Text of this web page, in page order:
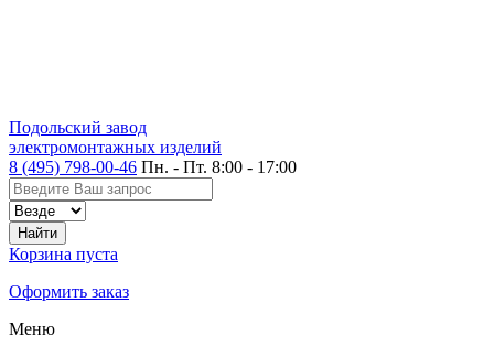
Подольский завод
электромонтажных изделий
8 (495) 798-00-46 Пн. - Пт. 8:00 - 17:00
Корзина пуста
Оформить заказ
Меню